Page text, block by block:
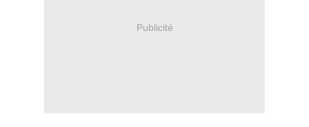
Publicité